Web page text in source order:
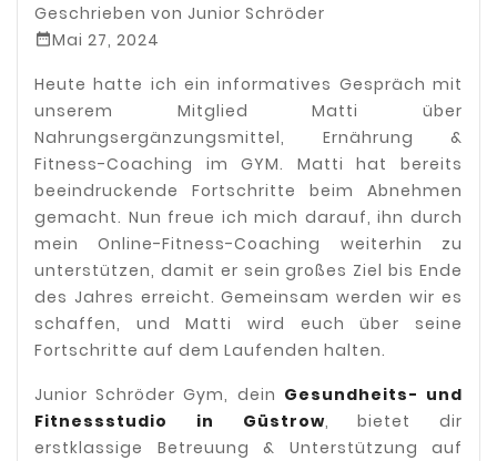
Geschrieben von Junior Schröder
Mai 27, 2024
Heute hatte ich ein informatives Gespräch mit
unserem Mitglied Matti über
Nahrungsergänzungsmittel, Ernährung &
Fitness-Coaching im GYM. Matti hat bereits
beeindruckende Fortschritte beim Abnehmen
gemacht. Nun freue ich mich darauf, ihn durch
mein Online-Fitness-Coaching weiterhin zu
unterstützen, damit er sein großes Ziel bis Ende
des Jahres erreicht. Gemeinsam werden wir es
schaffen, und Matti wird euch über seine
Fortschritte auf dem Laufenden halten.
Junior Schröder Gym, dein Gesundheits- und
Fitnessstudio in Güstrow, bietet dir
erstklassige Betreuung & Unterstützung auf